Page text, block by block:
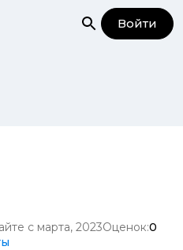
Войти
с марта, 2023Оценок:0